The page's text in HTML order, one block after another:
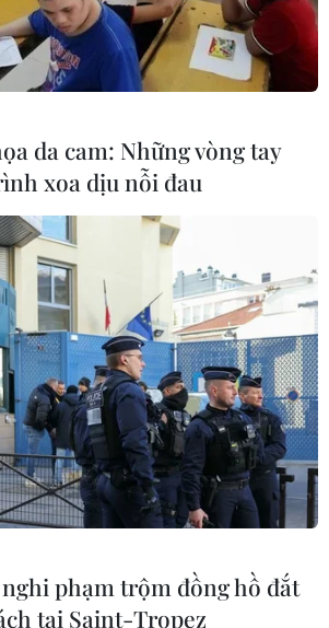
tục lên án vụ ám sát nhà
Iran
trong và ngoài khu vực Trung
phản ứng mạnh sau khi chuyên
đầu của Iran Mohsen Fakhrizadeh bị
da cam: Những vòng tay
xoa dịu nỗi đau
phạm trộm đồng hồ đắt
tại Saint-Tropez